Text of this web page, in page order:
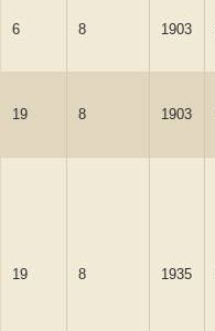
6 8 1903
19 8 1903
19 8 1935